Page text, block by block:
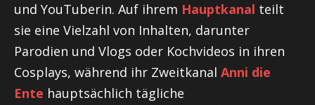
und YouTuberin. Auf ihrem Hauptkanal teilt
sie eine Vielzahl von Inhalten, darunter
Parodien und Vlogs oder Kochvideos in ihren
Cosplays, während ihr Zweitkanal Anni die
Ente hauptsächlich tägliche